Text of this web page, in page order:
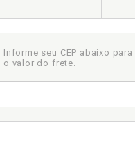
Informe seu CEP abaixo
o valor do frete.